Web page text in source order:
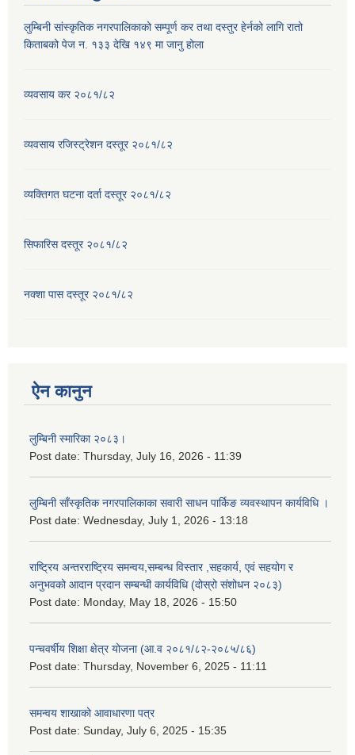
लुम्बिनी सांस्कृतिक नगरपालिकाको सम्पूर्ण कर तथा दस्तुर हेर्नको लागि रातो
किताबको पेज न. १३३ देखि १४९ मा जानु होला
व्यवसाय कर २०८१/८२
व्यवसाय रजिस्ट्रेशन दस्तूर २०८१/८२
व्यक्तिगत घटना दर्ता दस्तूर २०८१/८२
सिफारिस दस्तूर २०८१/८२
नक्शा पास दस्तूर २०८१/८२
ऐन कानुन
लुम्बिनी स्मारिका २०८३।
Post date: Thursday, July 16, 2026 - 11:39
लुम्बिनी साँस्कृतिक नगरपालिकाका सवारी साधन पार्किङ व्यवस्थापन कार्यविधि ।
Post date: Wednesday, July 1, 2026 - 13:18
राष्ट्रिय अन्तरराष्ट्रिय समन्वय,सम्बन्ध विस्तार ,सहकार्य, एवं सहयोग र
अनुभवको आदान प्रदान सम्बन्धी कार्यविधि (दोस्रो संशोधन २०८३)
Post date: Monday, May 18, 2026 - 15:50
पन्चवर्षीय शिक्षा क्षेत्र योजना (आ.व २०८१/८२-२०८५/८६)
Post date: Thursday, November 6, 2025 - 11:11
समन्वय शाखाको आवाधारणा पत्र
Post date: Sunday, July 6, 2025 - 15:35